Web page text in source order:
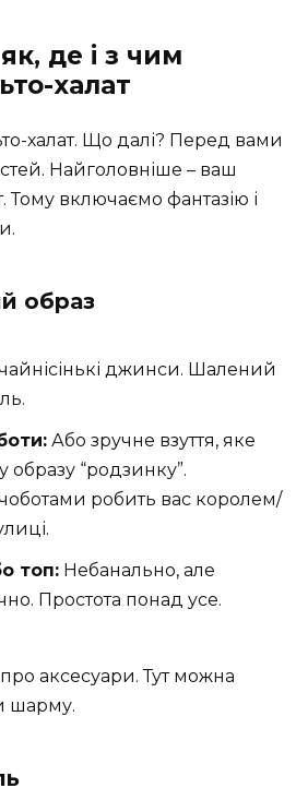
де і з чим
халат
халат. Що далі? Перед вами
Найголовніше – ваш
Тому включаємо фантазію і
образ
джинси. Шалений
Або зручне взуття, яке
“родзинку”.
робить вас королем/
топ: Небанально, але
Простота понад усе.
про аксесуари. Тут можна
шарму.